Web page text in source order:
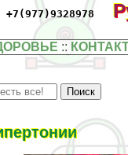
+7(977)9328978
::